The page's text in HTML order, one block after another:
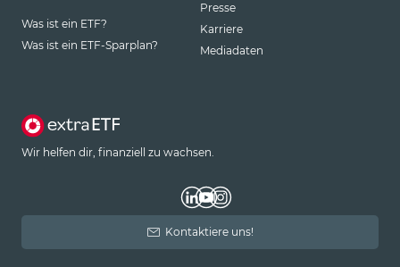
Was ist ein ETF?
Was ist ein ETF-Sparplan?
Presse
Karriere
Mediadaten
Wir helfen dir, finanziell zu wachsen.
Kontaktiere uns!